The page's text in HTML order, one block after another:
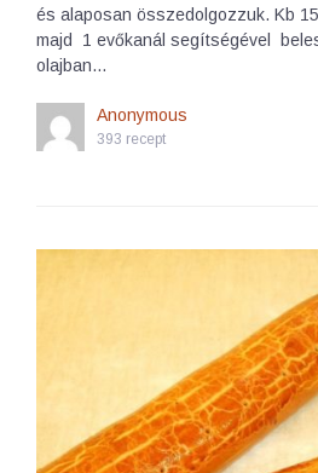
és alaposan összedolgozzuk. Kb
majd 1 evőkanál segítségével
olajban…
Anonymous
393 recept